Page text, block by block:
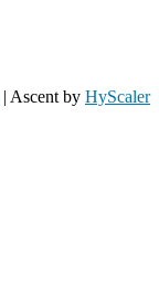
Ascent by HyScaler